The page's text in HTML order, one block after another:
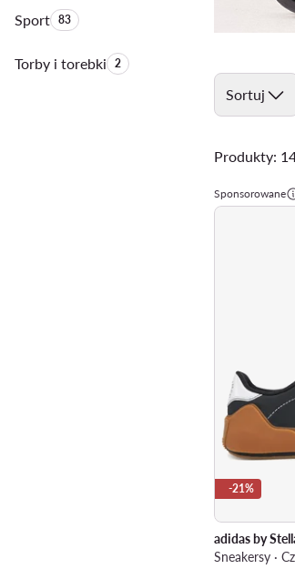
SportLiczba produktów:
83
Torby i torebkiLiczba produktów:
2
Sortuj
Produkty:
Sponsorowane
-21%
adidas by
Sneakersy ·